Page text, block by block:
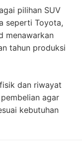
pilihan SUV
seperti Toyota,
menawarkan
tahun produksi
dan riwayat
agar
kebutuhan